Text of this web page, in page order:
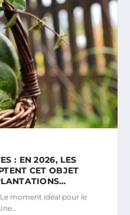
: EN 2026, LES
CET OBJET
moment idéal pour le